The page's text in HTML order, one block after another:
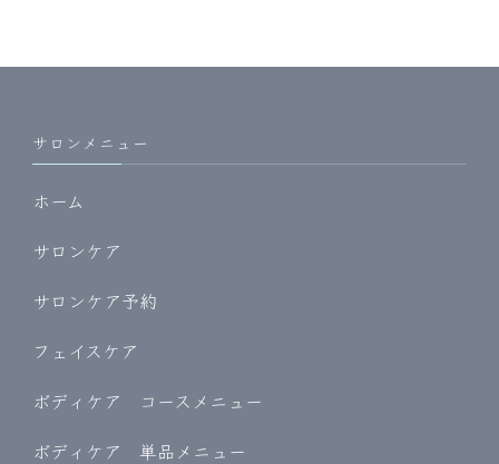
サロンメニュー
ホーム
サロンケア
サロンケア予約
フェイスケア
ボディケア コースメニュー
ボディケア 単品メニュー